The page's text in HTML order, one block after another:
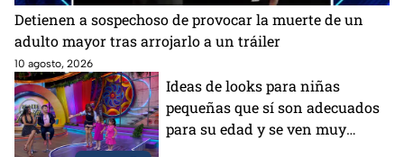
Detienen a sospechoso de provocar la muerte de un
adulto mayor tras arrojarlo a un tráiler
10 agosto, 2026
Ideas de looks para niñas
pequeñas que sí son adecuados
para su edad y se ven muy